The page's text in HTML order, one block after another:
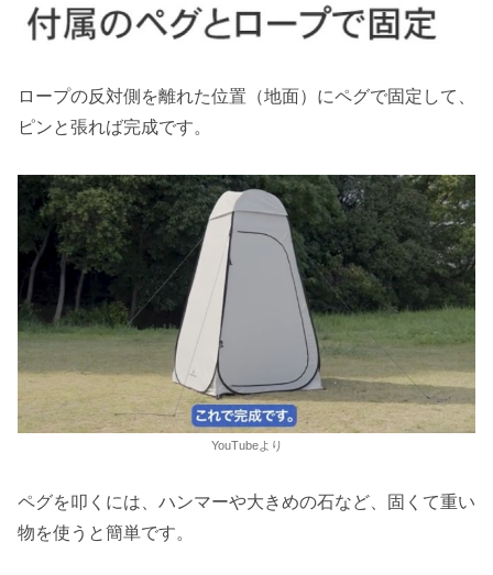
ロープの反対側を離れた位置（地面）にペグで固定して、
ピンと張れば完成です。
YouTubeより
ペグを叩くには、ハンマーや大きめの石など、固くて重い
物を使うと簡単です。